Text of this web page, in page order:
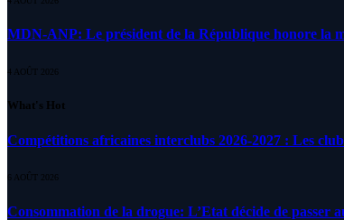
MDN-ANP: Le président de la République honore la
4 AOÛT 2026
What's Hot
Compétitions africaines interclubs 2026-2027 : Les
6 AOÛT 2026
Consommation de la drogue: L’Etat décide de passer